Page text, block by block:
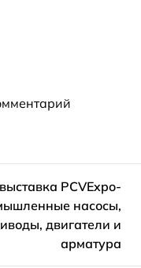
PCVExpo-
насосы,
двигатели и
арматура